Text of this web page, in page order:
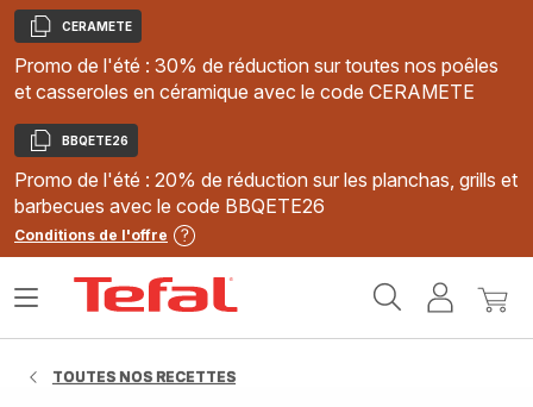
Copier
CERAMETE
Promo de l'été : 30% de réduction sur toutes nos poêles
et casseroles en céramique avec le code CERAMETE
Copier
BBQETE26
Promo de l'été : 20% de réduction sur les planchas, grills et
barbecues avec le code BBQETE26
Conditions de l'offre
MonMon
Ouvrir
TOUTES NOS RECETTES